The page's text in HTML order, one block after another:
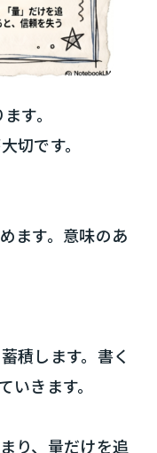
す。
切です。
ます。意味のあ
積します。書く
きます。
り、量だけを追